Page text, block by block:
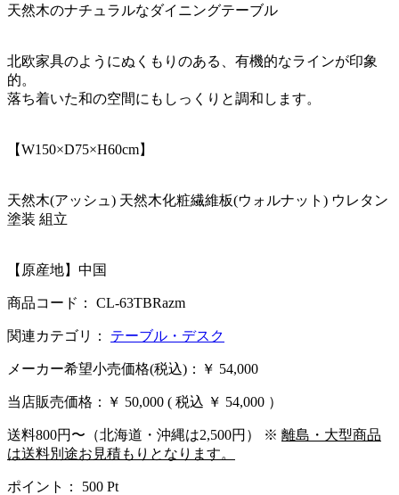
天然木のナチュラルなダイニングテーブル
北欧家具のようにぬくもりのある、有機的なラインが印象
的。
落ち着いた和の空間にもしっくりと調和します。
【W150×D75×H60cm】
天然木(アッシュ) 天然木化粧繊維板(ウォルナット) ウレタン
塗装 組立
【原産地】中国
商品コード： CL-63TBRazm
関連カテゴリ： テーブル・デスク
メーカー希望小売価格(税込)：￥ 54,000
当店販売価格： ￥ 50,000 ( 税込 ￥ 54,000 ）
送料800円〜（北海道・沖縄は2,500円） ※ 離島・大型商品
は送料別途お見積もりとなります。
ポイント： 500 Pt